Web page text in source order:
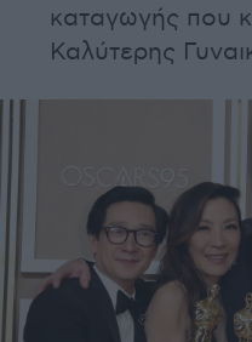
καταγωγής που
Καλύτερης